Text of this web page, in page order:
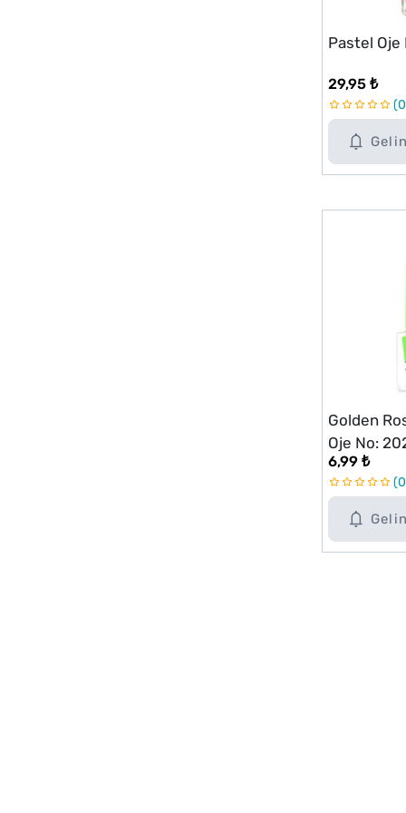
Pastel Oje
29,95 ₺
0
Golden
Oje No:
6,99 ₺
0